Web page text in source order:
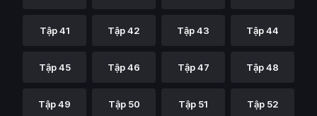
Tập 41 Tập 42 Tập 43 Tập 44
Tập 45 Tập 46 Tập 47 Tập 48
Tập 49 Tập 50 Tập 51 Tập 52